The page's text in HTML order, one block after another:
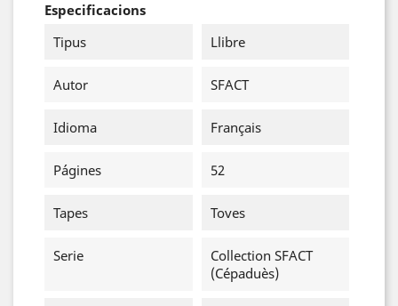
Especificacions
Tipus
Llibre
Autor SFACT
Idioma Français
Págines 52
Tapes Toves
Serie
Collection SFACT
(Cépaduès)